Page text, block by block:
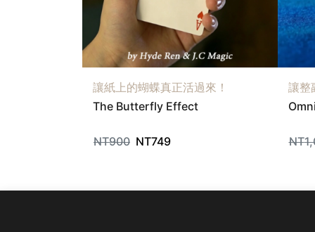
讓紙上的蝴蝶真正活過來！
The Butterfly Effect
NT900 NT749
讓整
NT